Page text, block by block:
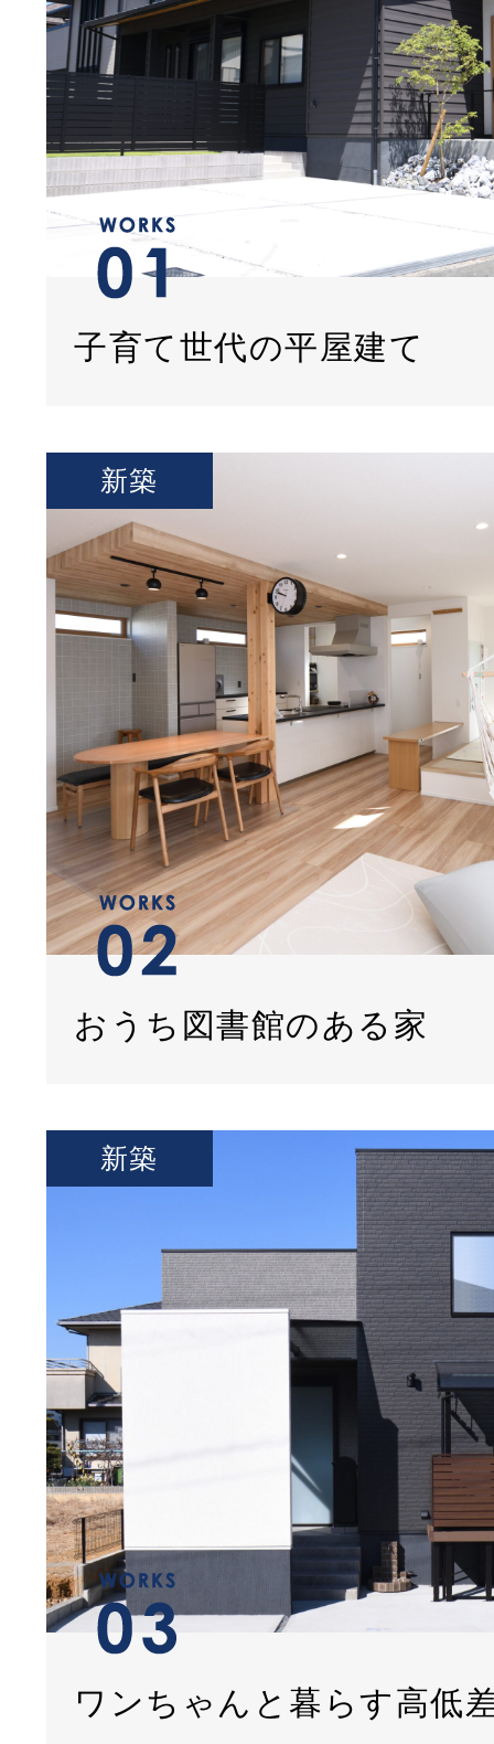
子育て世代の平屋建て
おうち図書館のある家
新築
ワンちゃんと暮らす高低
新築